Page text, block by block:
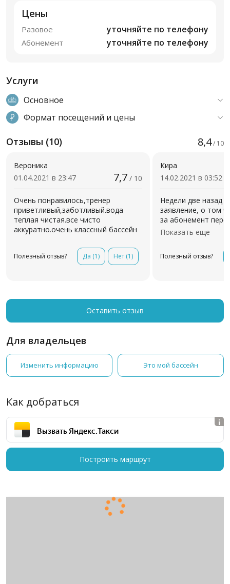
Цены
Разовое уточняйте по телефону
Абонемент уточняйте по телефону
Услуги
Основное
Формат посещений и цены
Отзывы (10) 8,4/ 10
Вероника
01.04.2021 в 23:47
7,7 / 10
Очень понравилось,тренер
приветливый,заботливый.вода
теплая чистая.все чисто
аккуратно.очень классный бассейн
Полезный отзыв? Да (1) Нет (1)
Кира
14.02.2021 в 03:52
Недели две назад
заявление, о том
за абонемент
(мне так лучше
бассейн), так
ещё обещали
бассейне, по
обещать, зачем
Показать еще
Полезный отзыв?
Оставить отзыв
Для владельцев
Изменить информацию Это мой бассейн
Как добраться
Вызвать Яндекс.Такси
Построить маршрут